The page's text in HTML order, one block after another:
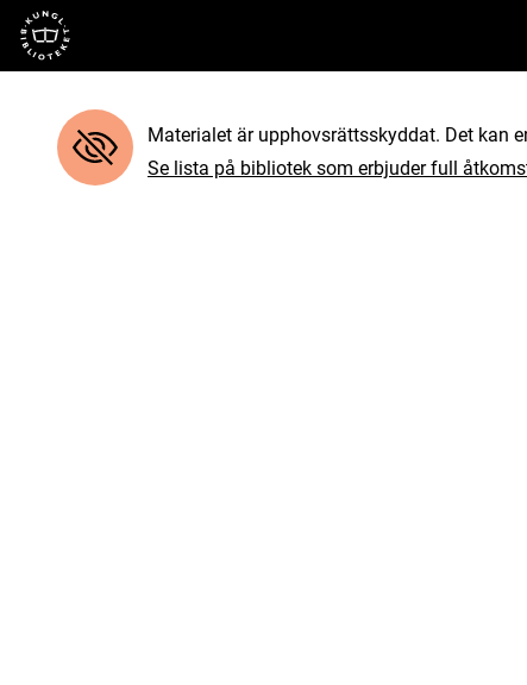
Till startsidan
Materialet är upphovsrättsskyddat. Det kan
Se lista på bibliotek som erbjuder full